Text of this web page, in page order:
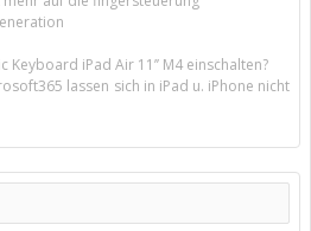
iPad Air 11’’ M4 einschalten?
lassen sich in iPad u. iPhone nicht